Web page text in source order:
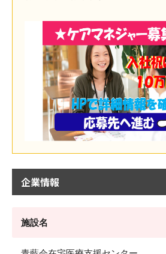
企業情報
施設名